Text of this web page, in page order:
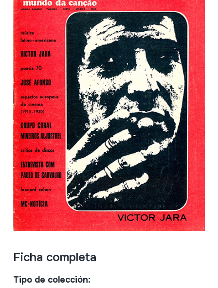
Ficha completa
Tipo de colección: